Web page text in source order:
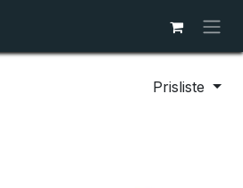
Prisliste